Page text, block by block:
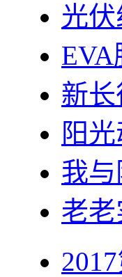
光
EVA
新
阳
我
老